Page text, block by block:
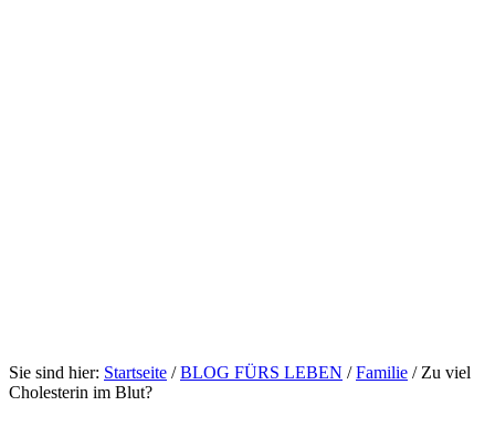
Sie sind hier: Startseite /BLOG FÜRS LEBEN /Familie / Zu viel
Cholesterin im Blut?